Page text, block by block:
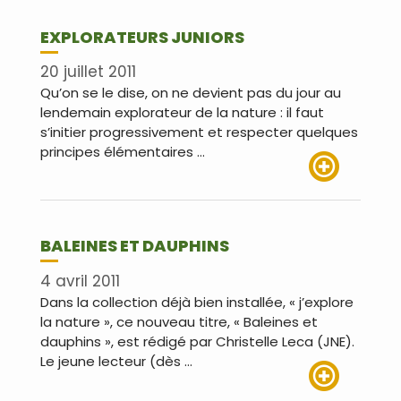
EXPLORATEURS JUNIORS
20 juillet 2011
Qu’on se le dise, on ne devient pas du jour au
lendemain explorateur de la nature : il faut
s’initier progressivement et respecter quelques
principes élémentaires …
BALEINES ET DAUPHINS
4 avril 2011
Dans la collection déjà bien installée, « j’explore
la nature », ce nouveau titre, « Baleines et
dauphins », est rédigé par Christelle Leca (JNE).
Le jeune lecteur (dès …